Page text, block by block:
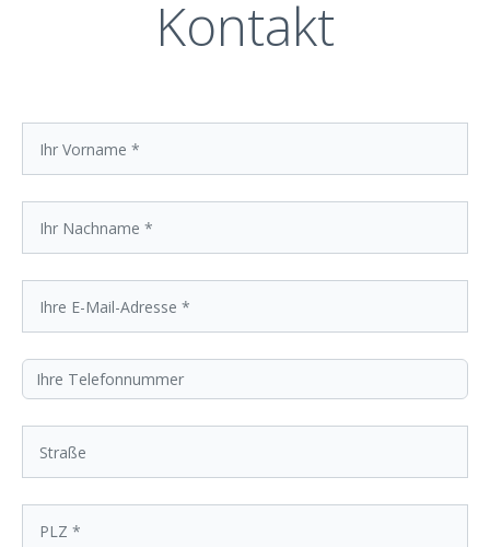
Kontakt